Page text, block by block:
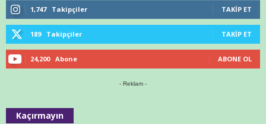
1,747 Takipçiler TAKIP ET
189 Takipçiler TAKIP ET
24,200 Abone ABONE OL
- Reklam -
Kaçırmayın